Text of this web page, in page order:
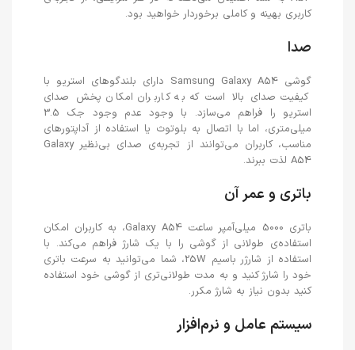
کاربری بهینه و کاملی برخوردار خواهید بود.
صدا
گوشی Samsung Galaxy A54 دارای بلندگوهای استریو با
کیفیت صدای بالا است که به کاربران امکان پخش صدای
استریو را فراهم می‌سازد. با وجود عدم وجود جک 3.5
میلی‌متری، اما با اتصال به بلوتوث یا استفاده از آداپتورهای
مناسب، کاربران می‌توانند از تجربه‌ی صدای بی‌نظیر Galaxy
A54 لذت ببرند.
باتری و عمر آن
باتری 5000 میلی‌آمپر ساعت Galaxy A54، به کاربران امکان
استفاده‌ی طولانی از گوشی را با یک شارژ فراهم می‌کند. با
استفاده از شارژر باسیم 25W، شما می‌توانید به سرعت باتری
خود را شارژ کنید و به مدت طولانی‌تری از گوشی خود استفاده
کنید بدون نیاز به شارژ مکرر.
سیستم عامل و نرم‌افزار